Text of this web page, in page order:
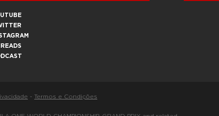
- Termos e Condições